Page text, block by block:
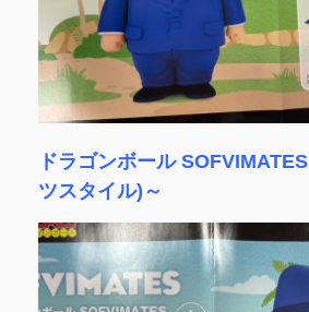
ドラゴンボール
ツスタイル)～